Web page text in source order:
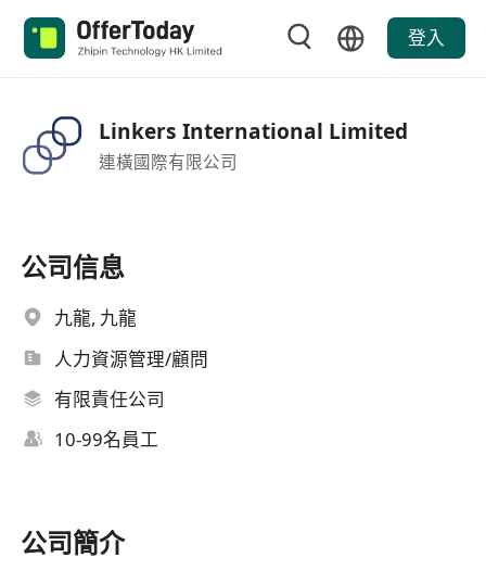
登入
Linkers International Limited
連橫國際有限公司
公司信息
九龍, 九龍
人力資源管理/顧問
有限責任公司
10-99名員工
公司簡介